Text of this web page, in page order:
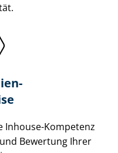
Inhouse-Kompetenz
Bewertung Ihrer